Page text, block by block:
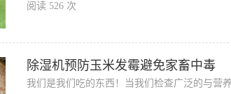
阅读 526 次
除湿机预防玉米发霉避免家畜中毒
我们是我们吃的东西！当我们检查广泛的与营